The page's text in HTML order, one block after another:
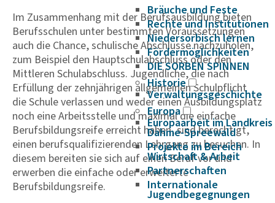
Bräuche und Feste
Rechte und Institutionen
Niedersorbisch lernen
Fördermöglichkeiten
DIE SORBEN SPINNEN
Historie
Verwaltungsgeschichte
Europa
Europaarbeit im Landkreis
Dahme-Spreewald
Projekte im Bereich
Wirtschaft & Arbeit
Partnerschaften
Internationale
Jugendbegegnungen
Im Zusammenhang mit der Berufsausbildung bieten
Berufsschulen unter bestimmten Voraussetzungen
auch die Chance, schulische Abschlüsse nachzuholen,
zum Beispiel den Hauptschulabschluss oder den
Mittleren Schulabschluss. Jugendliche, die nach
Erfüllung der zehnjährigen allgemeinen Schulpflicht
die Schule verlassen und weder einen Ausbildungsplatz
noch eine Arbeitsstelle und maximal die einfache
Berufsbildungsreife erreicht haben, sind berechtigt,
einen berufsqualifizierenden Lehrgang zu besuchen. In
diesem bereiten sie sich auf einen Beruf vor und
erwerben die einfache oder erweiterte
Berufsbildungsreife.